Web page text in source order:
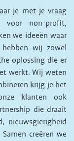
je met je vraag
non-profit,
we ideeën waar
wij zowel
oplossing die er
werkt. Wij weten
krijg je het
klanten ook
die draait
nieuwsgierigheid
creëren we